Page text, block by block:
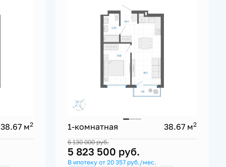
38.67 м2 1-комнатная 38.67 м2
6 130 000руб.
5 823 500 руб.
В ипотеку от 20 357 руб./мес.